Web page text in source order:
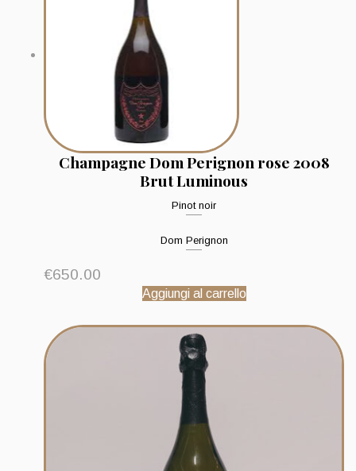
Champagne Dom Perignon rose 2008
Brut Luminous
Pinot noir
Dom Perignon
€650.00
Aggiungi al carrello